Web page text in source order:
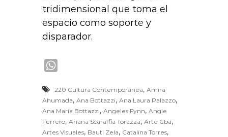
tridimensional que toma el
espacio como soporte y
disparador.
a
t
A
220 Cultura Contemporánea,Amira
Ahumada,Ana Bottazzi,Ana Laura Palazzo,
Ana María Bottazzi,Angeles Fynn,Angie
Ferrero,Ariana Scaraffia Torazza,Arte Cba,
Artes Visuales, Bauti Zela, Catalina Torres,